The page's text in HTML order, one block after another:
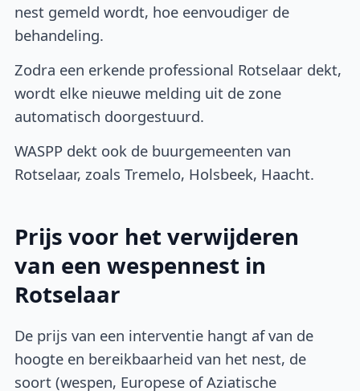
nest gemeld wordt, hoe eenvoudiger de
behandeling.
Zodra een erkende professional Rotselaar dekt,
wordt elke nieuwe melding uit de zone
automatisch doorgestuurd.
WASPP dekt ook de buurgemeenten van
Rotselaar, zoals Tremelo, Holsbeek, Haacht.
Prijs voor het verwijderen
van een wespennest in
Rotselaar
De prijs van een interventie hangt af van de
hoogte en bereikbaarheid van het nest, de
soort (wespen, Europese of Aziatische